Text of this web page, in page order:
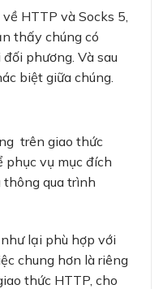
HTTP và Socks 5,
thấy chúng có
phương. Và sau
biệt giữa chúng.
trên giao thức
phục vụ mục đích
qua trình
lại phù hợp với
chung hơn là riêng
thức HTTP, cho